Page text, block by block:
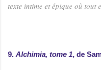
texte intime et épique où tout
9. Alchimia, tome 1, de